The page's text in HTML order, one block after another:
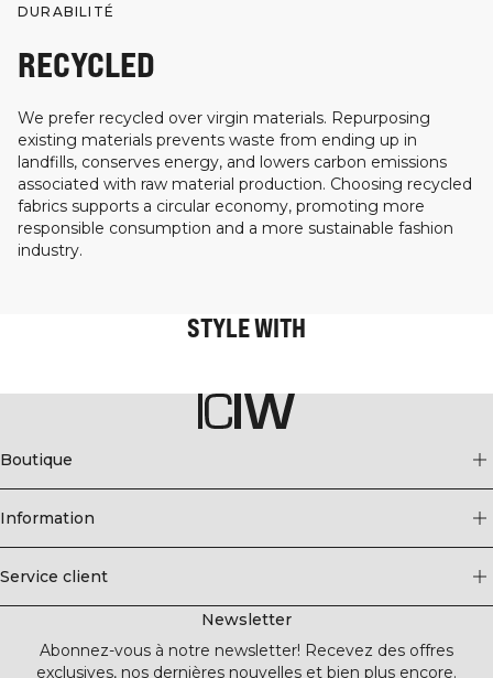
DURABILITÉ
RECYCLED
We prefer recycled over virgin materials. Repurposing
existing materials prevents waste from ending up in
landfills, conserves energy, and lowers carbon emissions
associated with raw material production. Choosing recycled
fabrics supports a circular economy, promoting more
responsible consumption and a more sustainable fashion
industry.
STYLE WITH
Boutique
Information
Service client
Newsletter
Abonnez-vous à notre newsletter! Recevez des offres
exclusives, nos dernières nouvelles et bien plus encore.